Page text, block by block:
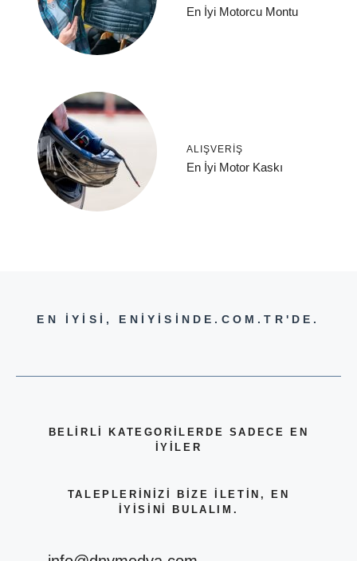
En İyi Motorcu Montu
ALIŞVERIŞ
En İyi Motor Kaskı
EN İYİSİ, ENİYİSİNDE.COM.TR'DE.
BELİRLİ KATEGORİLERDE SADECE EN
İYİLER
TALEPLERİNİZİ BİZE İLETİN, EN
İYİSİNİ BULALIM.